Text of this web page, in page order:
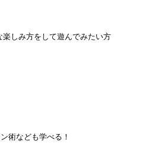
しみ方をして遊んでみたい方
術なども学べる！